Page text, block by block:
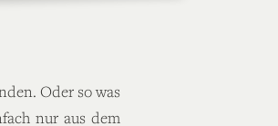
Oder so was
nur aus dem